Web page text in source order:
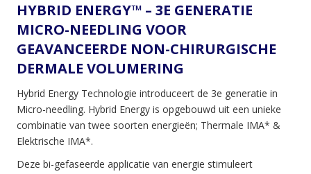
HYBRID ENERGY™ – 3E GENERATIE
MICRO-NEEDLING VOOR
GEAVANCEERDE NON-CHIRURGISCHE
DERMALE VOLUMERING
Hybrid Energy Technologie introduceert de 3e generatie in
Micro-needling. Hybrid Energy is opgebouwd uit een unieke
combinatie van twee soorten energieën; Thermale IMA* &
Elektrische IMA*.
Deze bi-gefaseerde applicatie van energie stimuleert